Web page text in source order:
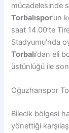
mücadelesinde
Torbalıspor’un
saat 14.00’te
Stadyumu’nda
Torbalı’dan eli
üstünlüğü ile
Oğuzhanspor
Bilecik bölgesi
yönettiği